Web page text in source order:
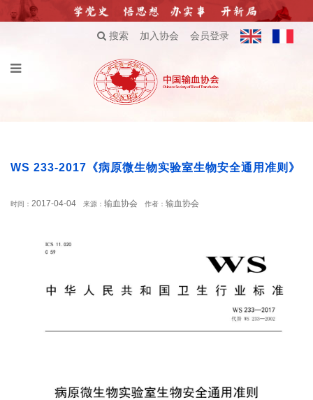
搜索 加入协会 会员登录
WS 233-2017《病原微生物实验室生物安全通用准则》
时间： 2017-04-04 来源： 输血协会 作者： 输血协会